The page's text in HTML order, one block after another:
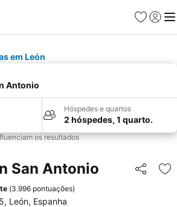
Favoritos
Iniciar
em León
Antonio
Hóspedes e quartos
2 hóspedes, 1 quarto.
os resultados
San Antonio Partilhar
(3.996 pontuações)
León, Espanha